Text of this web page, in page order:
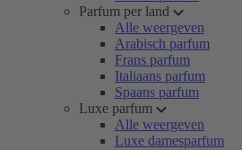
Parfum per land
Alle weergeven
Arabisch parfum
Frans parfum
Italiaans parfum
Spaans parfum
Luxe parfum
Alle weergeven
Luxe damesparfum